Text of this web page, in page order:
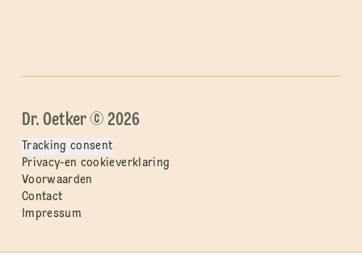
Dr. Oetker © 2026
Tracking consent
Privacy-en cookieverklaring
Voorwaarden
Contact
Impressum